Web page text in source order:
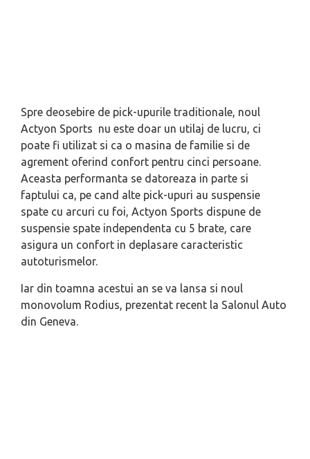
Spre deosebire de pick-upurile traditionale, noul
Actyon Sports nu este doar un utilaj de lucru, ci
poate fi utilizat si ca o masina de familie si de
agrement oferind confort pentru cinci persoane.
Aceasta performanta se datoreaza in parte si
faptului ca, pe cand alte pick-upuri au suspensie
spate cu arcuri cu foi, Actyon Sports dispune de
suspensie spate independenta cu 5 brate, care
asigura un confort in deplasare caracteristic
autoturismelor.
Iar din toamna acestui an se va lansa si noul
monovolum Rodius, prezentat recent la Salonul Auto
din Geneva.